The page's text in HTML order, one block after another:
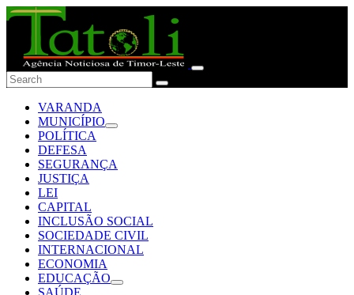
VARANDA
MUNICÍPIO
POLÍTICA
DEFESA
SEGURANÇA
JUSTIÇA
LEI
CAPITAL
INCLUSÃO SOCIAL
SOCIEDADE CIVIL
INTERNACIONAL
ECONOMIA
EDUCAÇÃO
SAÚDE